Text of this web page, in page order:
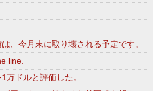
、今月末に取り壊される予定です。
line.
万ドルと評価した。